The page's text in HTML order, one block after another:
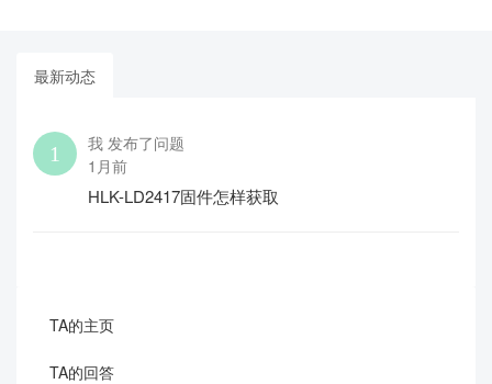
最新动态
我 发布了问题
1月前
HLK-LD2417固件怎样获取
TA的主页
TA的回答